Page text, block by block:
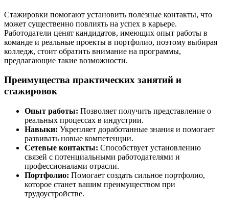
Стажировки помогают установить полезные контакты, что
может существенно повлиять на успех в карьере.
Работодатели ценят кандидатов, имеющих опыт работы в
команде и реальные проекты в портфолио, поэтому выбирая
колледж, стоит обратить внимание на программы,
предлагающие такие возможности.
Преимущества практических занятий и
стажировок
Опыт работы: Позволяет получить представление о
реальных процессах в индустрии.
Навыки: Укрепляет доработанные знания и помогает
развивать новые компетенции.
Сетевые контакты: Способствует установлению
связей с потенциальными работодателями и
профессионалами отрасли.
Портфолио: Помогает создать сильное портфолио,
которое станет вашим преимуществом при
трудоустройстве.